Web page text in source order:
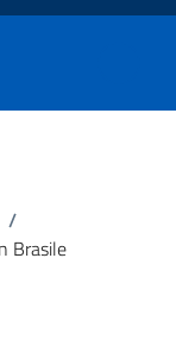
/
Brasile